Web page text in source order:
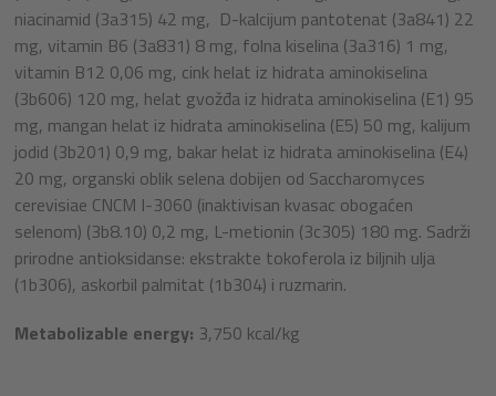
niacinamid (3a315) 42 mg, D-kalcijum pantotenat (3a841) 22
mg, vitamin B6 (3a831) 8 mg, folna kiselina (3a316) 1 mg,
vitamin B12 0,06 mg, cink helat iz hidrata aminokiselina
(3b606) 120 mg, helat gvožđa iz hidrata aminokiselina (E1) 95
mg, mangan helat iz hidrata aminokiselina (E5) 50 mg, kalijum
jodid (3b201) 0,9 mg, bakar helat iz hidrata aminokiselina (E4)
20 mg, organski oblik selena dobijen od Saccharomyces
cerevisiae CNCM I-3060 (inaktivisan kvasac obogaćen
selenom) (3b8.10) 0,2 mg, L-metionin (3c305) 180 mg. Sadrži
prirodne antioksidanse: ekstrakte tokoferola iz biljnih ulja
(1b306), askorbil palmitat (1b304) i ruzmarin.
Metabolizable energy: 3,750 kcal/kg